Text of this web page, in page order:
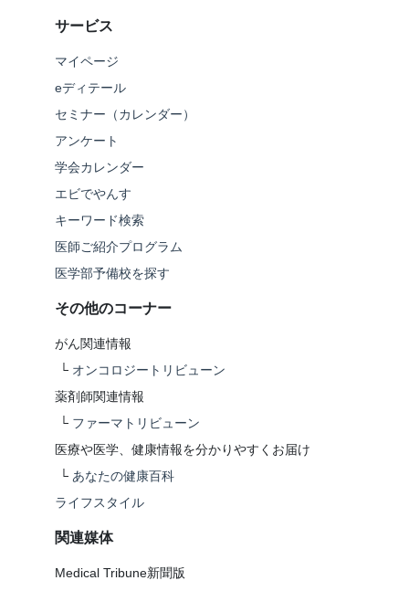
サービス
マイページ
eディテール
セミナー（カレンダー）
アンケート
学会カレンダー
エビでやんす
キーワード検索
医師ご紹介プログラム
医学部予備校を探す
その他のコーナー
がん関連情報
└ オンコロジートリビューン
薬剤師関連情報
└ ファーマトリビューン
医療や医学、健康情報を分かりやすくお届け
└ あなたの健康百科
ライフスタイル
関連媒体
Medical Tribune新聞版